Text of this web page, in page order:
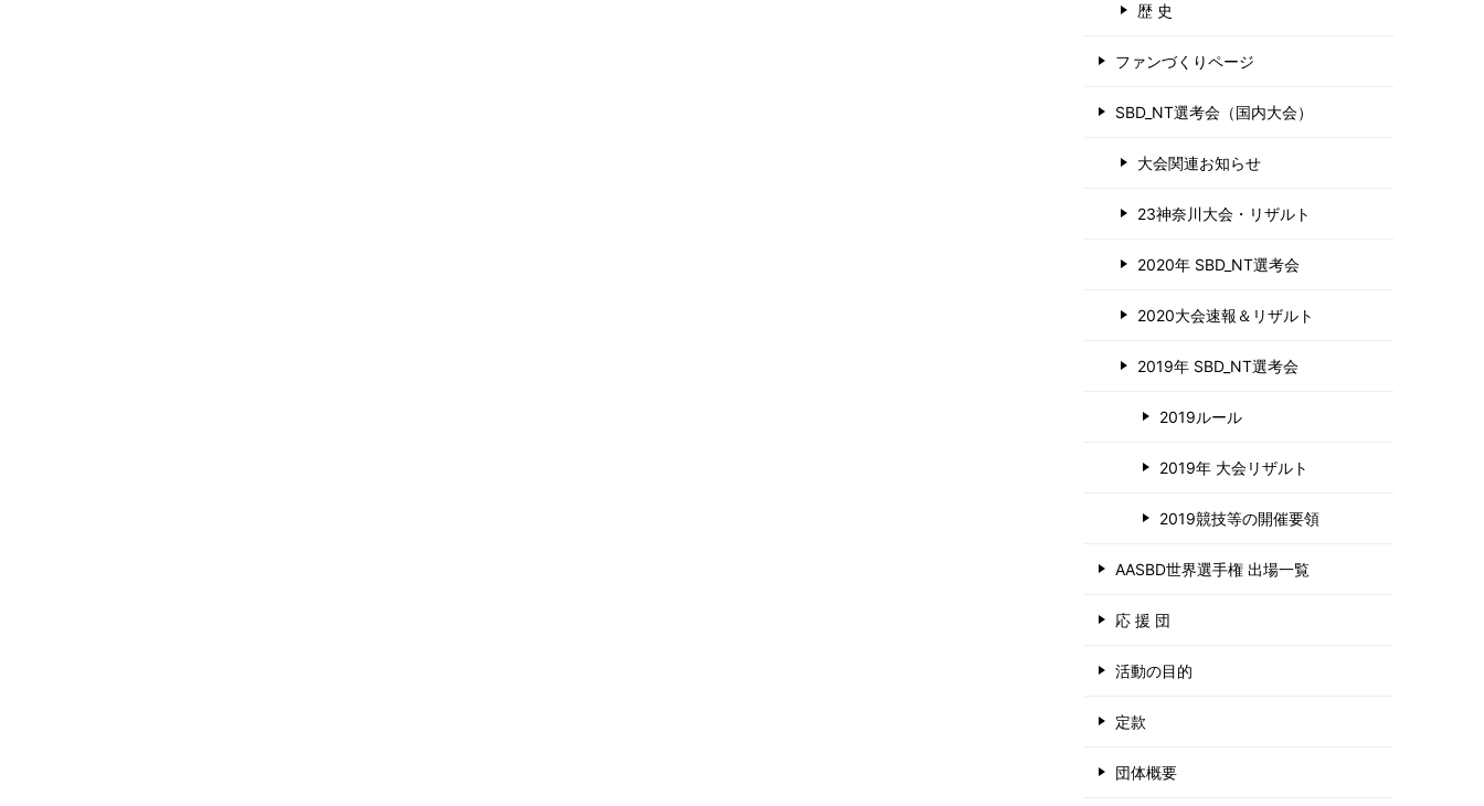
歴 史
ファンづくりページ
SBD_NT選考会（国内大会）
大会関連お知らせ
23神奈川大会・リザルト
2020年 SBD_NT選考会
2020大会速報＆リザルト
2019年 SBD_NT選考会
2019ルール
2019年 大会リザルト
2019競技等の開催要領
AASBD世界選手権 出場一覧
応 援 団
活動の目的
定款
団体概要